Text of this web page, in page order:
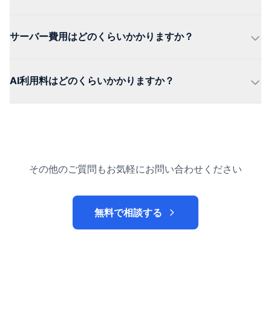
サーバー費用はどのくらいかかりますか？
AI利用料はどのくらいかかりますか？
その他のご質問もお気軽にお問い合わせください
無料で相談する